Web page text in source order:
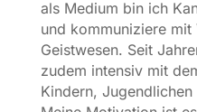
als Medium bin ich
und kommuniziere mit
Geistwesen. Seit
zudem intensiv mit
Kindern,